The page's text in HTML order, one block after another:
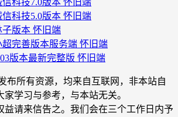
科技5.0版本 怀旧端
版本 怀旧端
完善版本服务端 怀旧端
版本最新完整版 怀旧端
布所有资源，均来自互联网，非本站自
学习与参考，与本站无关。
益请来信告之。我们会在三个工作日内予